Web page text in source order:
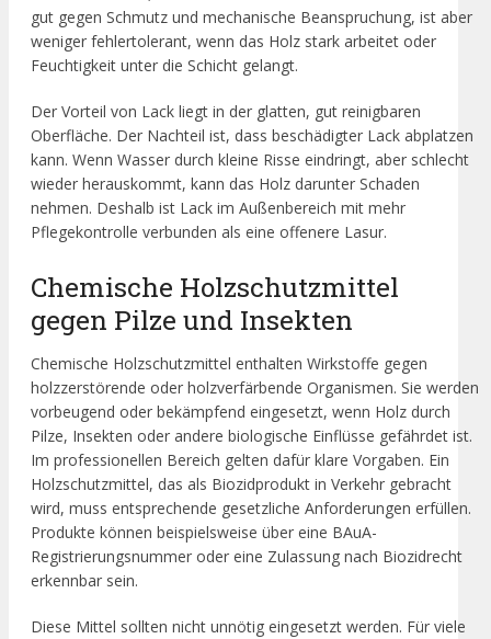
gut gegen Schmutz und mechanische Beanspruchung, ist aber
weniger fehlertolerant, wenn das Holz stark arbeitet oder
Feuchtigkeit unter die Schicht gelangt.
Der Vorteil von Lack liegt in der glatten, gut reinigbaren
Oberfläche. Der Nachteil ist, dass beschädigter Lack abplatzen
kann. Wenn Wasser durch kleine Risse eindringt, aber schlecht
wieder herauskommt, kann das Holz darunter Schaden
nehmen. Deshalb ist Lack im Außenbereich mit mehr
Pflegekontrolle verbunden als eine offenere Lasur.
Chemische Holzschutzmittel
gegen Pilze und Insekten
Chemische Holzschutzmittel enthalten Wirkstoffe gegen
holzzerstörende oder holzverfärbende Organismen. Sie werden
vorbeugend oder bekämpfend eingesetzt, wenn Holz durch
Pilze, Insekten oder andere biologische Einflüsse gefährdet ist.
Im professionellen Bereich gelten dafür klare Vorgaben. Ein
Holzschutzmittel, das als Biozidprodukt in Verkehr gebracht
wird, muss entsprechende gesetzliche Anforderungen erfüllen.
Produkte können beispielsweise über eine BAuA-
Registrierungsnummer oder eine Zulassung nach Biozidrecht
erkennbar sein.
Diese Mittel sollten nicht unnötig eingesetzt werden. Für viele